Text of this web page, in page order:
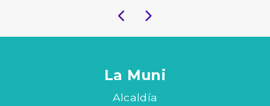
La Muni
Alcaldía